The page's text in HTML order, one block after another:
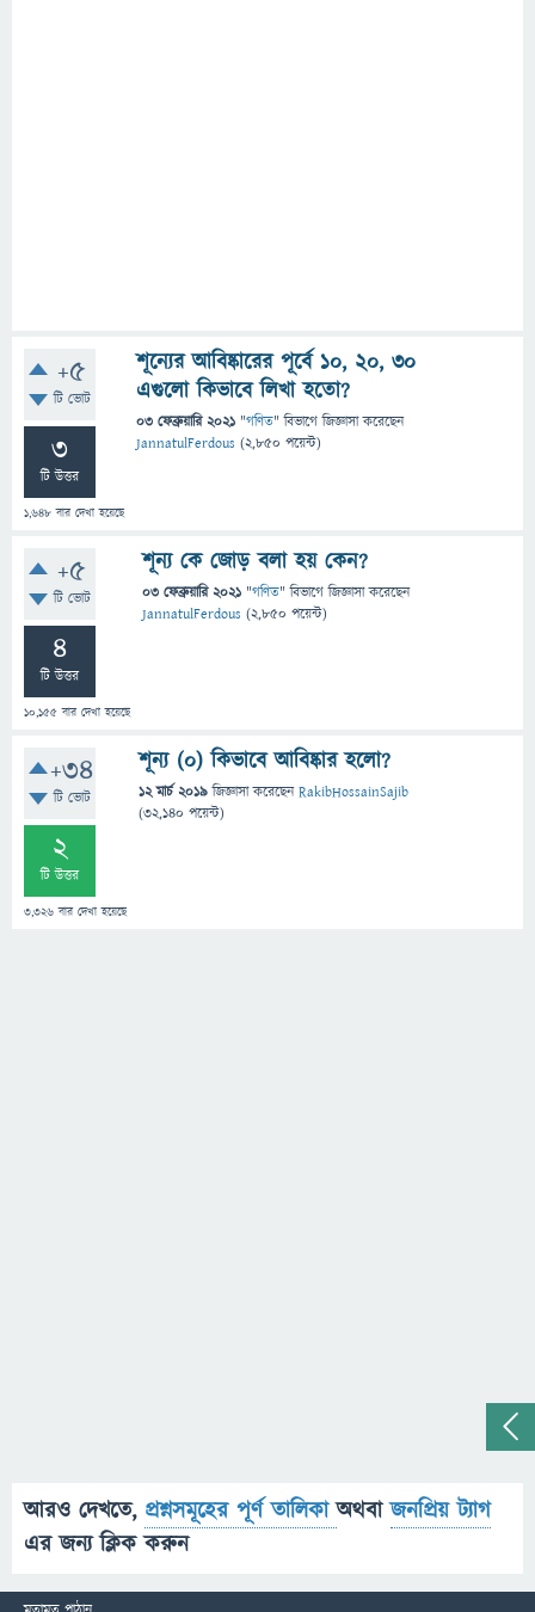
+5
টি ভোট
3
টি উত্তর
1,648 বার দেখা হয়েছে
শূন্যের আবিষ্কারের পূর্বে ১০, ২০, ৩০
এগুলো কিভাবে লিখা হতো?
03 ফেব্রুয়ারি 2021 "গণিত" বিভাগে জিজ্ঞাসাকরেছেন
JannatulFerdous (2,850 পয়েন্ট)
+5
টি ভোট
4
টি উত্তর
10,155 বার দেখা হয়েছে
শূন্য কে জোড় বলা হয় কেন?
03 ফেব্রুয়ারি 2021 "গণিত" বিভাগে জিজ্ঞাসাকরেছেন
JannatulFerdous (2,850 পয়েন্ট)
+34
টি ভোট
2
টি উত্তর
3,326 বার দেখা হয়েছে
শূন্য (০) কিভাবে আবিষ্কার হলো?
12 মার্চ 2019 জিজ্ঞাসাকরেছেনRakibHossainSajib
(32,140 পয়েন্ট)
আরও দেখতে, প্রশ্নসমূহের পূর্ণ তালিকাঅথবাজনপ্রিয় ট্যাগ
এর জন্য ক্লিক করুন